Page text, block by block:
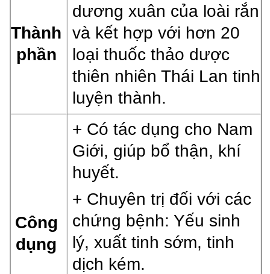
Thành
phần
dương xuân của loài rắn
và kết hợp với hơn 20
loại thuốc thảo dược
thiên nhiên Thái Lan tinh
luyện thành.
Công
dụng
+ Có tác dụng cho Nam
Giới, giúp bổ thận, khí
huyết.
+ Chuyên trị đối với các
chứng bệnh: Yếu sinh
lý, xuất tinh sớm, tinh
dịch kém.